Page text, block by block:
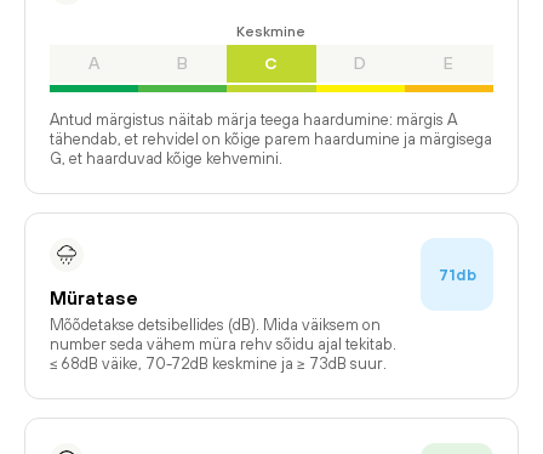
A B
Keskmine
C D E
Antud märgistus näitab märja teega haardumine: märgis A
tähendab, et rehvidel on kõige parem haardumine ja märgisega
G, et haarduvad kõige kehvemini.
Müratase
Mõõdetakse detsibellides (dB). Mida väiksem on
number seda vähem müra rehv sõidu ajal tekitab.
≤ 68dB väike, 70-72dB keskmine ja ≥ 73dB suur.
71db